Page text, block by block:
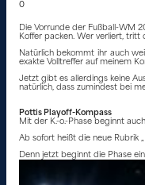
0
Die Vorrunde der Fußball-WM
Koffer packen. Wer verliert, tritt
Natürlich bekommt ihr auch
exakte Volltreffer auf meinem
Jetzt gibt es allerdings keine
natürlich, dass zumindest bei
Pottis Playoff-Kompass
Mit der K.-o.-Phase beginnt
Ab sofort heißt die neue Rubrik
Denn jetzt beginnt die Phase